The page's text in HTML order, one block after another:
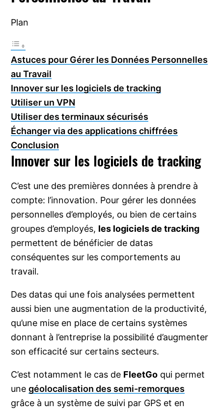
Plan
Astuces pour Gérer les Données Personnelles
au Travail
Innover sur les logiciels de tracking
Utiliser un VPN
Utiliser des terminaux sécurisés
Échanger via des applications chiffrées
Conclusion
Innover sur les logiciels de tracking
C’est une des premières données à prendre à
compte: l’innovation. Pour gérer les données
personnelles d’employés, ou bien de certains
groupes d’employés, les logiciels de tracking
permettent de bénéficier de datas
conséquentes sur les comportements au
travail.
Des datas qui une fois analysées permettent
aussi bien une augmentation de la productivité,
qu’une mise en place de certains systèmes
donnant à l’entreprise la possibilité d’augmenter
son efficacité sur certains secteurs.
C’est notamment le cas de FleetGo qui permet
unegéolocalisation des semi-remorques
grâce à un système de suivi par GPS et en